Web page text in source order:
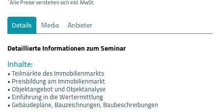
Alle Preise verstehen sich inkl. MwSt.
Details Media
Anbieter
Detaillierte Informationen zum Seminar
Inhalte:
• Teilmärkte des Immobilienmarkts
• Preisbildung am Immobilienmarkt
• Objektangebot und Objektanalyse
• Einführung in die Wertermittlung
• Gebäudepläne, Bauzeichnungen, Baubeschreibungen